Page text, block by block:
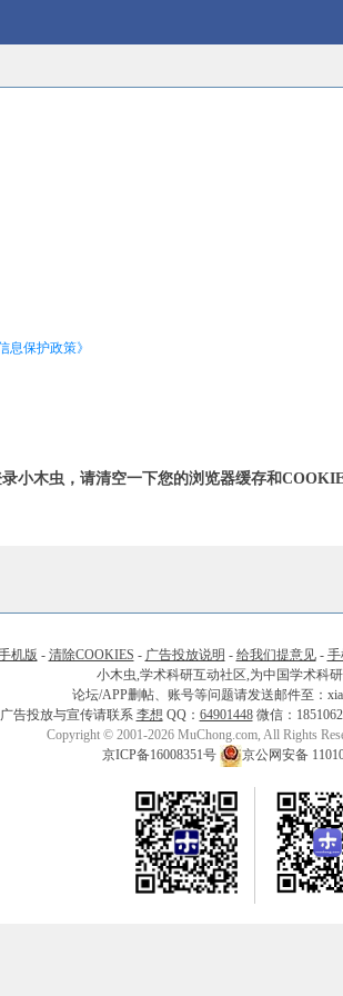
息保护政策》
小木虫，请清空一下您的浏览器缓存和
机版 - 清除COOKIES - 广告投放说明 - 给我们提意见- 手
小木虫,学术科研互动社区,为中国学术科
论坛/APP删帖、账号等问题请发送邮件至：
广告投放与宣传请联系 李想 QQ： 64901448微信：
Copyright © 2001-2026 MuChong.com, All Rights
京ICP备16008351号
京公网安备